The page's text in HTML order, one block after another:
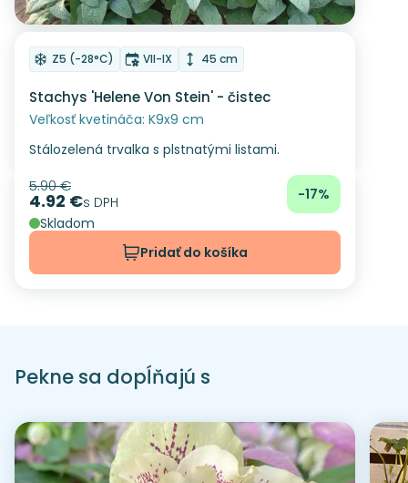
Odober do zoznamu želaní
Mrazuvzdornosť
Z5 (-28°C) Doba kvitnutia
VII-IX Výška rastliny
45 cm
Stachys 'Helene Von Stein' - čistec
Veľkosť kvetináča: K9x9 cm
Stálozelená trvalka s plstnatými listami.
Pôvodná cena
5.90 €
Cena
4.92 €s DPH
-17%
Skladom
Pridať do košíka
Pekne sa dopĺňajú s